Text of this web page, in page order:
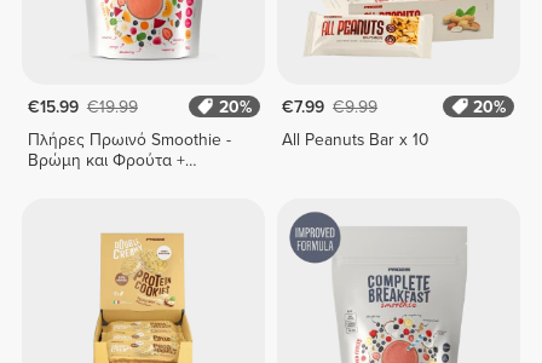
€15.99 €19.99
20%
Πλήρες Πρωινό Smoothie -
Βρώμη και Φρούτα +
€7.99 €9.99
20%
All Peanuts Bar x 10